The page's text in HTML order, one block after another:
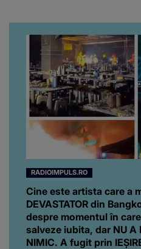
RADIOIMPULS.RO
Cine este artista care a
DEVASTATOR din
despre momentul în
salveze iubita, dar NU A
NIMIC. A fugit prin